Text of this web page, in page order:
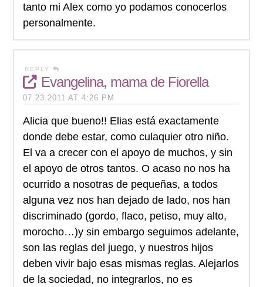
tanto mi Alex como yo podamos conocerlos
personalmente.
REPLY
Evangelina, mama de Fiorella
07.23.2011 AT 4:26 PM
Alicia que bueno!! Elias está exactamente
donde debe estar, como culaquier otro niño.
El va a crecer con el apoyo de muchos, y sin
el apoyo de otros tantos. O acaso no nos ha
ocurrido a nosotras de pequeñas, a todos
alguna vez nos han dejado de lado, nos han
discriminado (gordo, flaco, petiso, muy alto,
morocho…)y sin embargo seguimos adelante,
son las reglas del juego, y nuestros hijos
deben vivir bajo esas mismas reglas. Alejarlos
de la sociedad, no integrarlos, no es